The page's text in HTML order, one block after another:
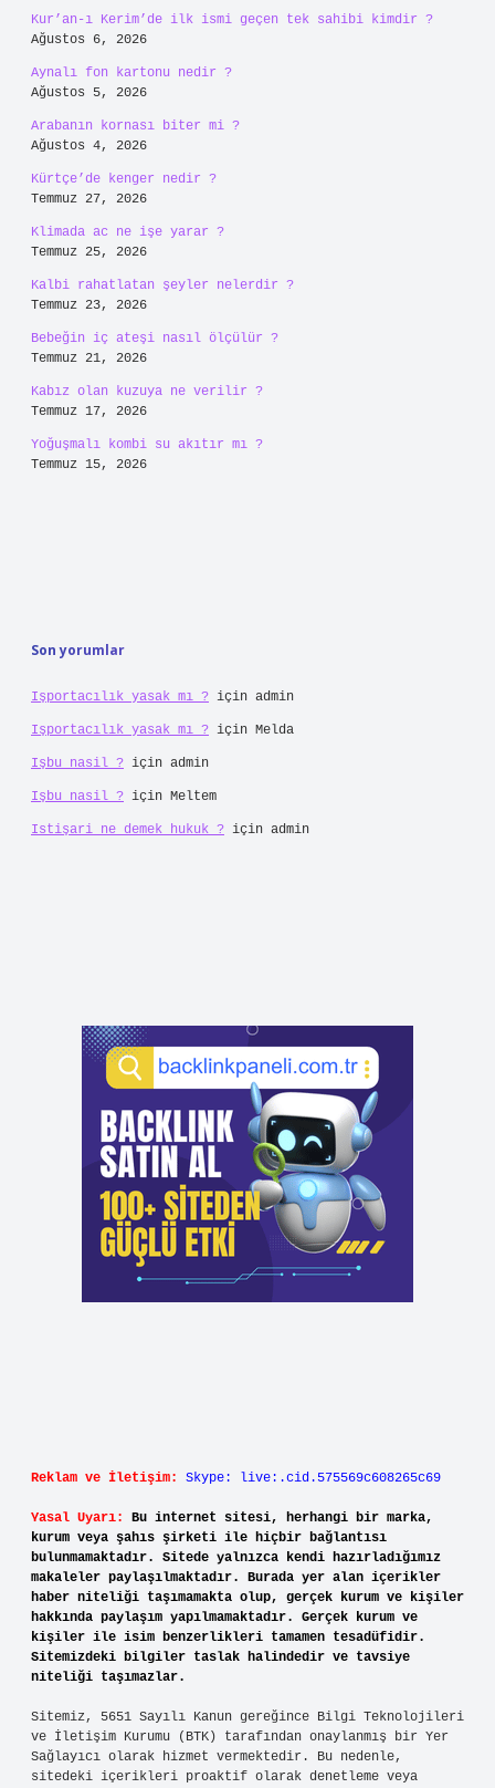
Kur’an-ı Kerim’de ilk ismi geçen tek sahibi kimdir ?
Ağustos 6, 2026
Aynalı fon kartonu nedir ?
Ağustos 5, 2026
Arabanın kornası biter mi ?
Ağustos 4, 2026
Kürtçe’de kenger nedir ?
Temmuz 27, 2026
Klimada ac ne işe yarar ?
Temmuz 25, 2026
Kalbi rahatlatan şeyler nelerdir ?
Temmuz 23, 2026
Bebeğin iç ateşi nasıl ölçülür ?
Temmuz 21, 2026
Kabız olan kuzuya ne verilir ?
Temmuz 17, 2026
Yoğuşmalı kombi su akıtır mı ?
Temmuz 15, 2026
Son yorumlar
Işportacılık yasak mı ? için admin
Işportacılık yasak mı ? için Melda
Işbu nasil ? için admin
Işbu nasil ? için Meltem
Istişari ne demek hukuk ? için admin
Reklam ve İletişim: Skype: live:.cid.575569c608265c69
Yasal Uyarı:
Bu internet sitesi, herhangi bir marka,
kurum veya şahıs şirketi ile hiçbir bağlantısı
bulunmamaktadır. Sitede yalnızca kendi hazırladığımız
makaleler paylaşılmaktadır. Burada yer alan içerikler
haber niteliği taşımamakta olup, gerçek kurum ve kişiler
hakkında paylaşım yapılmamaktadır. Gerçek kurum ve
kişiler ile isim benzerlikleri tamamen tesadüfidir.
Sitemizdeki bilgiler taslak halindedir ve tavsiye
niteliği taşımazlar.
Sitemiz, 5651 Sayılı Kanun gereğince Bilgi Teknolojileri
ve İletişim Kurumu (BTK) tarafından onaylanmış bir Yer
Sağlayıcı olarak hizmet vermektedir. Bu nedenle,
sitedeki içerikleri proaktif olarak denetleme veya